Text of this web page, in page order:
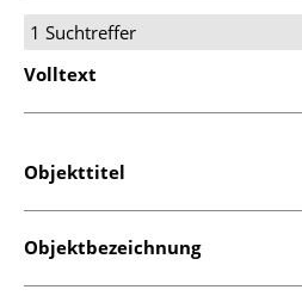
1 Suchtreffer
Volltext
Objekttitel
Objektbezeichnung